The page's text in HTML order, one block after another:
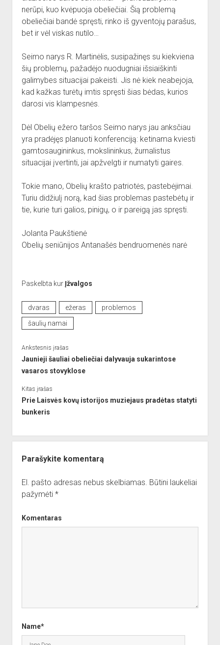
nerūpi, kuo kvėpuoja obeliečiai. Šią problemą
obeliečiai bandė spręsti, rinko iš gyventojų parašus,
bet ir vėl viskas nutilo…
Seimo narys R. Martinėlis, susipažinęs su kiekviena
šių problemų, pažadėjo nuodugniai išsiaiškinti
galimybes situacijai pakeisti. Jis nė kiek neabejoja,
kad kažkas turėtų imtis spręsti šias bėdas, kurios
darosi vis klampesnės.
Dėl Obelių ežero taršos Seimo narys jau anksčiau
yra pradėjęs planuoti konferenciją: ketinama kviesti
gamtosaugininkus, mokslininkus, žurnalistus
situacijai įvertinti, jai apžvelgti ir numatyti gaires.
Tokie mano, Obelių krašto patriotės, pastebėjimai.
Turiu didžiulį norą, kad šias problemas pastebėtų ir
tie, kurie turi galios, pinigų, o ir pareigą jas spręsti.
Jolanta Paukštienė
Obelių seniūnijos Antanašės bendruomenės narė
Paskelbta kur Įžvalgos
dvaras ežeras
problemos
šaulių namai
Ankstesnis įrašas
Jaunieji šauliai obeliečiai dalyvauja sukarintose
vasaros stovyklose
Kitas įrašas
Prie Laisvės kovų istorijos muziejaus pradėtas statyti
bunkeris
Parašykite komentarą
El. pašto adresas nebus skelbiamas. Būtini laukeliai
pažymėti *
Komentaras
Name*